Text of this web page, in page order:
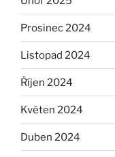
Prosinec 2024
Listopad 2024
Říjen 2024
Květen 2024
Duben 2024